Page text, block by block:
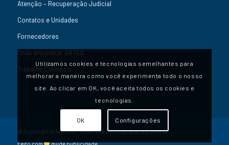
Atenção – Recuperação Judicial
Contatos e Unidades
Fornecedores
Onde encontrar ARTEB
Trabalhe Conosco
© Copyright Arteb | SAC:0800 019 2703|sac@arteb.com.br
Utilizamos cookies e tecnologias semelhantes para
melhorar a maneira como você experimenta todo o nosso
site. Ao clicar em OK, você aceita todos os cookies e
tecnologias.
OK Configurações